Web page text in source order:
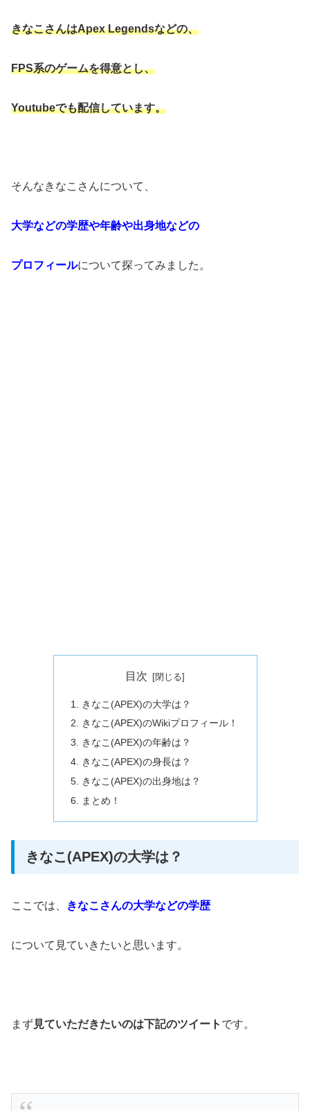
きなこさんはApex Legendsなどの、
FPS系のゲームを得意とし、
Youtubeでも配信しています。
そんなきなこさんについて、
大学などの学歴や年齢や出身地などの
プロフィールについて探ってみました。
目次
きなこ(APEX)の大学は？
きなこ(APEX)のWikiプロフィール！
きなこ(APEX)の年齢は？
きなこ(APEX)の身長は？
きなこ(APEX)の出身地は？
まとめ！
きなこ(APEX)の大学は？
ここでは、 きなこさんの大学などの学歴
について見ていきたいと思います。
まず見ていただきたいのは下記のツイート です。